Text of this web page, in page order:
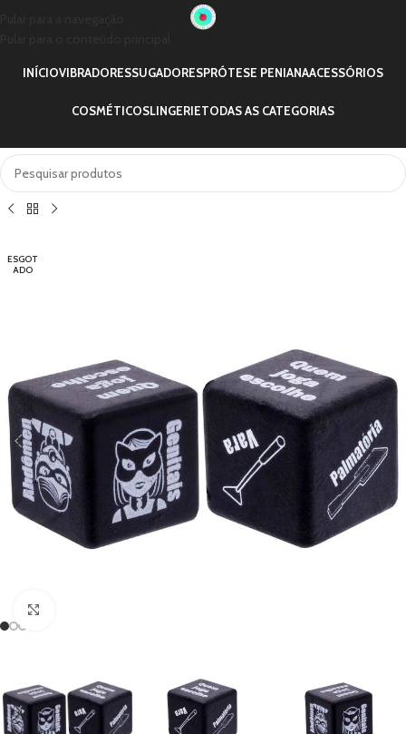
INÍCIOVIBRADORESSUGADORESPRÓTESE PENIANAACESSÓRIOS
COSMÉTICOSLINGERIETODAS AS CATEGORIAS
ESGOT
ADO